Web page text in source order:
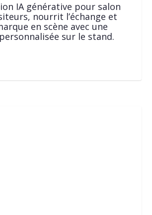
IA générative pour salon
nourrit l’échange et
en scène avec une
sur le stand.